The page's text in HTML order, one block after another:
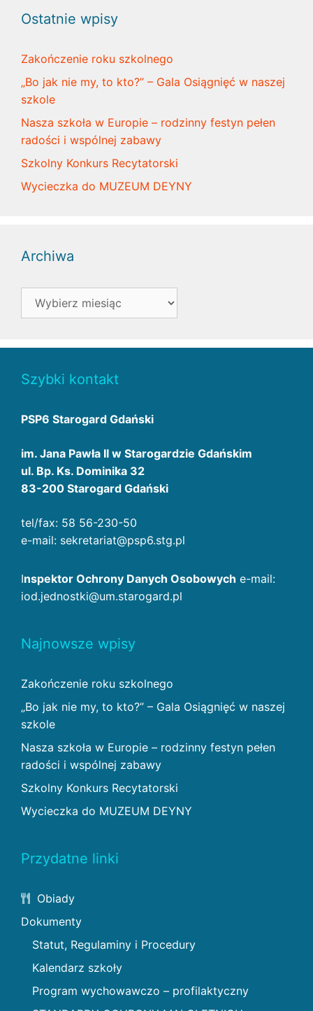
Ostatnie wpisy
Zakończenie roku szkolnego
„Bo jak nie my, to kto?” – Gala Osiągnięć w naszej
szkole
Nasza szkoła w Europie – rodzinny festyn pełen
radości i wspólnej zabawy
Szkolny Konkurs Recytatorski
Wycieczka do MUZEUM DEYNY
Archiwa
Archiwa
Szybki kontakt
PSP6 Starogard Gdański
im. Jana Pawła II w Starogardzie Gdańskim
ul. Bp. Ks. Dominika 32
83-200 Starogard Gdański
tel/fax: 58 56-230-50
e-mail: sekretariat@psp6.stg.pl
Inspektor Ochrony Danych Osobowych e-mail:
iod.jednostki@um.starogard.pl
Najnowsze wpisy
Zakończenie roku szkolnego
„Bo jak nie my, to kto?” – Gala Osiągnięć w naszej
szkole
Nasza szkoła w Europie – rodzinny festyn pełen
radości i wspólnej zabawy
Szkolny Konkurs Recytatorski
Wycieczka do MUZEUM DEYNY
Przydatne linki
Obiady
Dokumenty
Statut, Regulaminy i Procedury
Kalendarz szkoły
Program wychowawczo – profilaktyczny